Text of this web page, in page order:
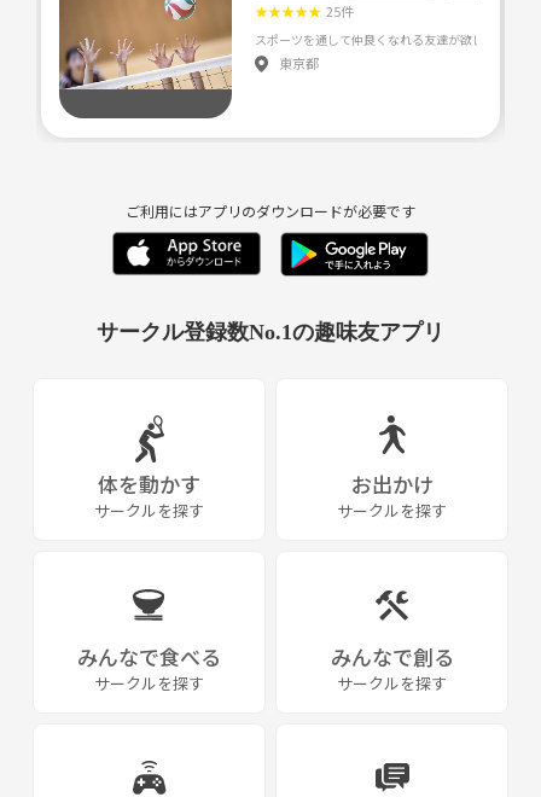
★★★★★ 25件
東京都
ご利用にはアプリのダウンロードが必要です
サークル登録数No.1の趣味友アプリ
体を動かす
サークルを探す
お出かけ
サークルを探す
みんなで食べる
サークルを探す
みんなで創る
サークルを探す